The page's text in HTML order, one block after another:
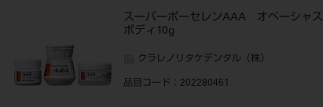
スーパーポーセレンAAA オペーシャス
ボディ10g
クラレノリタケデンタル（株）
品目コード ：202280451